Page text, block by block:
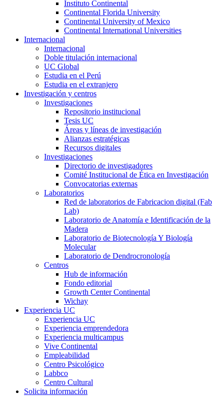
Instituto Continental
Continental Florida University
Continental University of Mexico
Continental International Universities
Internacional
Internacional
Doble titulación internacional
UC Global
Estudia en el Perú
Estudia en el extranjero
Investigación y centros
Investigaciones
Repositorio institucional
Tesis UC
Áreas y líneas de investigación
Alianzas estratégicas
Recursos digitales
Investigaciones
Directorio de investigadores
Comité Institucional de Ética en Investigación
Convocatorias externas
Laboratorios
Red de laboratorios de Fabricacion digital (Fab
Lab)
Laboratorio de Anatomía e Identificación de la
Madera
Laboratorio de Biotecnología Y Biología
Molecular
Laboratorio de Dendrocronología
Centros
Hub de información
Fondo editorial
Growth Center Continental
Wichay
Experiencia UC
Experiencia UC
Experiencia emprendedora
Experiencia multicampus
Vive Continental
Empleabilidad
Centro Psicológico
Labbco
Centro Cultural
Solicita información